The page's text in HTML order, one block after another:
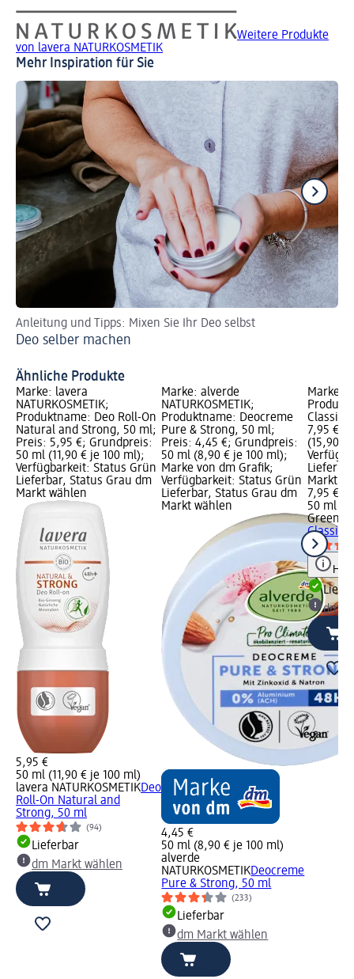
Weitere Produkte
von lavera NATURKOSMETIK
Mehr Inspiration für Sie
Anleitung und Tipps: Mixen Sie Ihr Deo selbst
Deo selber machen
Ähnliche Produkte
Marke: lavera
NATURKOSMETIK;
Produktname: Deo Roll-On
Natural and Strong, 50 ml;
Preis: 5,95 €; Grundpreis:
50 ml (11,90 € je 100 ml);
Verfügbarkeit: Status Grün
Lieferbar, Status Grau dm
Markt wählen
5,95 €
50 ml (11,90 € je 100 ml)
lavera NATURKOSMETIKDeo
Roll-On Natural and
Strong, 50 ml
(94)
Lieferbar
dm Markt wählen
Marke: alverde
NATURKOSMETIK;
Produktname: Deocreme
Pure & Strong, 50 ml;
Preis: 4,45 €; Grundpreis:
50 ml (8,90 € je 100 ml);
Marke von dm Grafik;
Verfügbarkeit: Status Grün
Lieferbar, Status Grau dm
Markt wählen
4,45 €
50 ml (8,90 € je 100 ml)
alverde
NATURKOSMETIKDeocreme
Pure & Strong, 50 ml
(233)
Lieferbar
dm Markt wählen
Marke:
Classic,
7,95 €;
(15,90 €
Markt
7,95 €
50 ml
Classic,
dm